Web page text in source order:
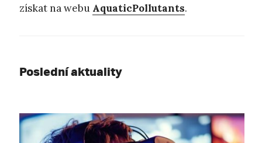
získat na webu AquaticPollutants.
Poslední aktuality